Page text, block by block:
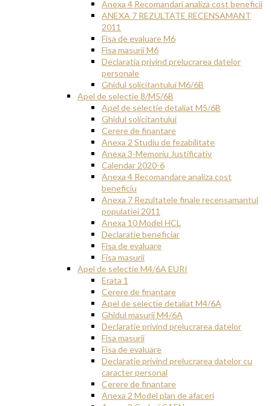
Anexa 4 Recomandari analiza cost beneficii
ANEXA 7 REZULTATE RECENSAMANT
2011
Fisa de evaluare M6
Fisa masurii M6
Declaratia privind prelucrarea datelor
personale
Ghidul solicitantului M6/6B
Apel de selectie 8/M5/6B
Apel de selectie detaliat M5/6B
Ghidul solicitantului
Cerere de finantare
Anexa 2 Studiu de fezabilitate
Anexa 3-Memoriu Justificativ
Calendar 2020-6
Anexa 4 Recomandare analiza cost
beneficiu
Anexa 7 Rezultatele finale recensamantul
populatiei 2011
Anexa 10 Model HCL
Declaratie beneficiar
Fisa de evaluare
Fisa masurii
Apel de selectie M4/6A EURI
Erata 1
Cerere de finantare
Apel de selectie detaliat M4/6A
Ghidul masurii M4/6A
Declaratie privind prelucrarea datelor
Fisa masurii
Fisa de evaluare
Declaratie privind prelucrarea datelor cu
caracter personal
Cerere de finantare
Anexa 2 Model plan de afaceri